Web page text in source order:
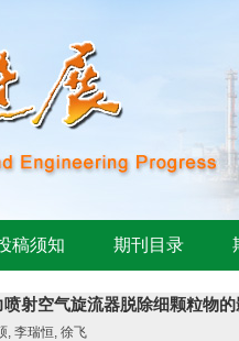
稿须知 期刊目录
射空气旋流器脱除细颗粒物
, 李瑞恒, 徐飞